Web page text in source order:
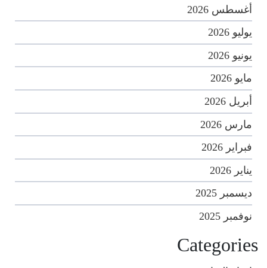
أغسطس 2026
يوليو 2026
يونيو 2026
مايو 2026
أبريل 2026
مارس 2026
فبراير 2026
يناير 2026
ديسمبر 2025
نوفمبر 2025
Categories